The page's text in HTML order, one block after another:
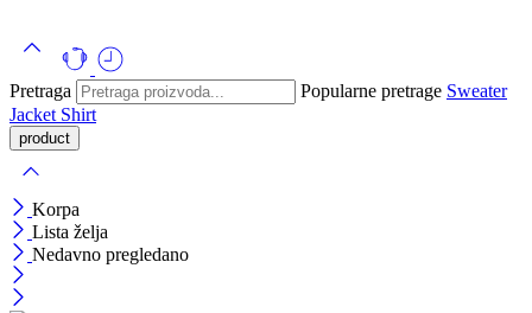
Pretraga Popularne pretrage Sweater
Jacket Shirt
Korpa
Lista želja
Nedavno pregledano